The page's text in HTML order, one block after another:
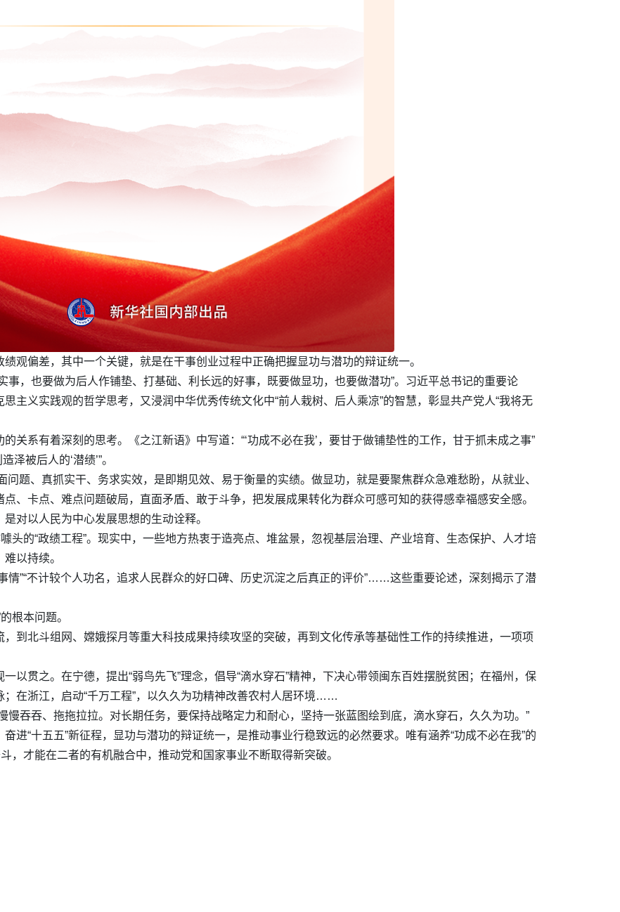
观偏差，其中一个关键，就是在干事创业过程中正确把握显功与潜功的辩证统一。
事，也要做为后人作铺垫、打基础、利长远的好事，既要做显功，也要做潜功”。习近平总书记的重要论
主义实践观的哲学思考，又浸润中华优秀传统文化中“前人栽树、后人乘凉”的智慧，彰显共产党人“我将无
关系有着深刻的思考。《之江新语》中写道：“‘功成不必在我’，要甘于做铺垫性的工作，甘于抓未成之事”
泽被后人的‘潜绩’”。
问题、真抓实干、务求实效，是即期见效、易于衡量的实绩。做显功，就是要聚焦群众急难愁盼，从就业、
、卡点、难点问题破局，直面矛盾、敢于斗争，把发展成果转化为群众可感可知的获得感幸福感安全感。
对以人民为中心发展思想的生动诠释。
头的“政绩工程”。现实中，一些地方热衷于造亮点、堆盆景，忽视基层治理、产业培育、生态保护、人才培
以持续。
情”“不计较个人功名，追求人民群众的好口碑、历史沉淀之后真正的评价”……这些重要论述，深刻揭示了潜
根本问题。
到北斗组网、嫦娥探月等重大科技成果持续攻坚的突破，再到文化传承等基础性工作的持续推进，一项项
以贯之。在宁德，提出“弱鸟先飞”理念，倡导“滴水穿石”精神，下决心带领闽东百姓摆脱贫困；在福州，保
在浙江，启动“千万工程”，以久久为功精神改善农村人居环境……
慢吞吞、拖拖拉拉。对长期任务，要保持战略定力和耐心，坚持一张蓝图绘到底，滴水穿石，久久为功。”
进“十五五”新征程，显功与潜功的辩证统一，是推动事业行稳致远的必然要求。唯有涵养“功成不必在我”的
，才能在二者的有机融合中，推动党和国家事业不断取得新突破。